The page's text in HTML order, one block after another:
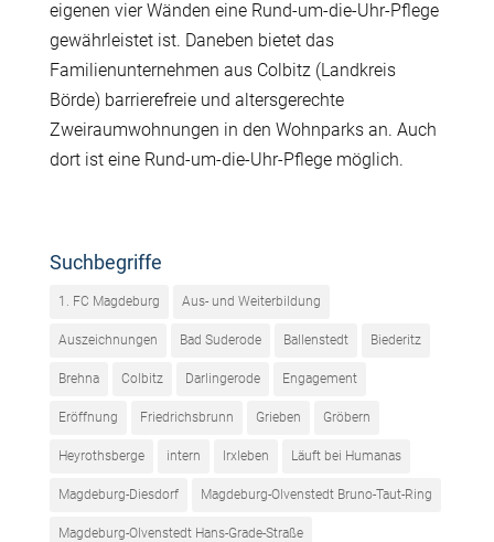
eigenen vier Wänden eine Rund-um-die-Uhr-Pflege
gewährleistet ist. Daneben bietet das
Familienunternehmen aus Colbitz (Landkreis
Börde) barrierefreie und altersgerechte
Zweiraumwohnungen in den Wohnparks an. Auch
dort ist eine Rund-um-die-Uhr-Pflege möglich.
Suchbegriffe
1. FC Magdeburg Aus- und Weiterbildung
Auszeichnungen Bad Suderode Ballenstedt Biederitz
Brehna Colbitz Darlingerode Engagement
Eröffnung Friedrichsbrunn Grieben Gröbern
Heyrothsberge intern Irxleben Läuft bei Humanas
Magdeburg-Diesdorf Magdeburg-Olvenstedt Bruno-Taut-Ring
Magdeburg-Olvenstedt Hans-Grade-Straße